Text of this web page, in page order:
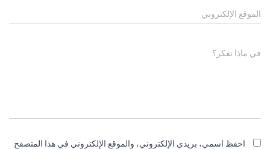
الموقع الإلكتروني
في ماذا تفكر؟
احفظ اسمي، بريدي الإلكتروني، والموقع الإلكتروني في هذا المتصفح